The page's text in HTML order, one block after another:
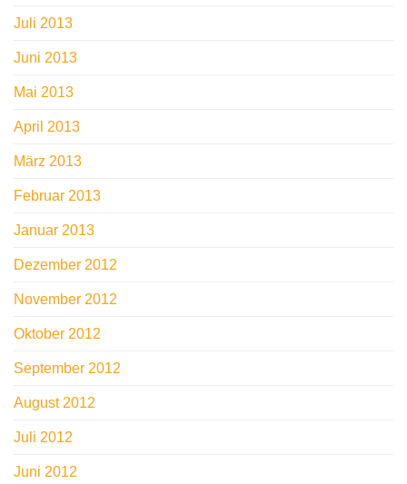
Juli 2013
Juni 2013
Mai 2013
April 2013
März 2013
Februar 2013
Januar 2013
Dezember 2012
November 2012
Oktober 2012
September 2012
August 2012
Juli 2012
Juni 2012